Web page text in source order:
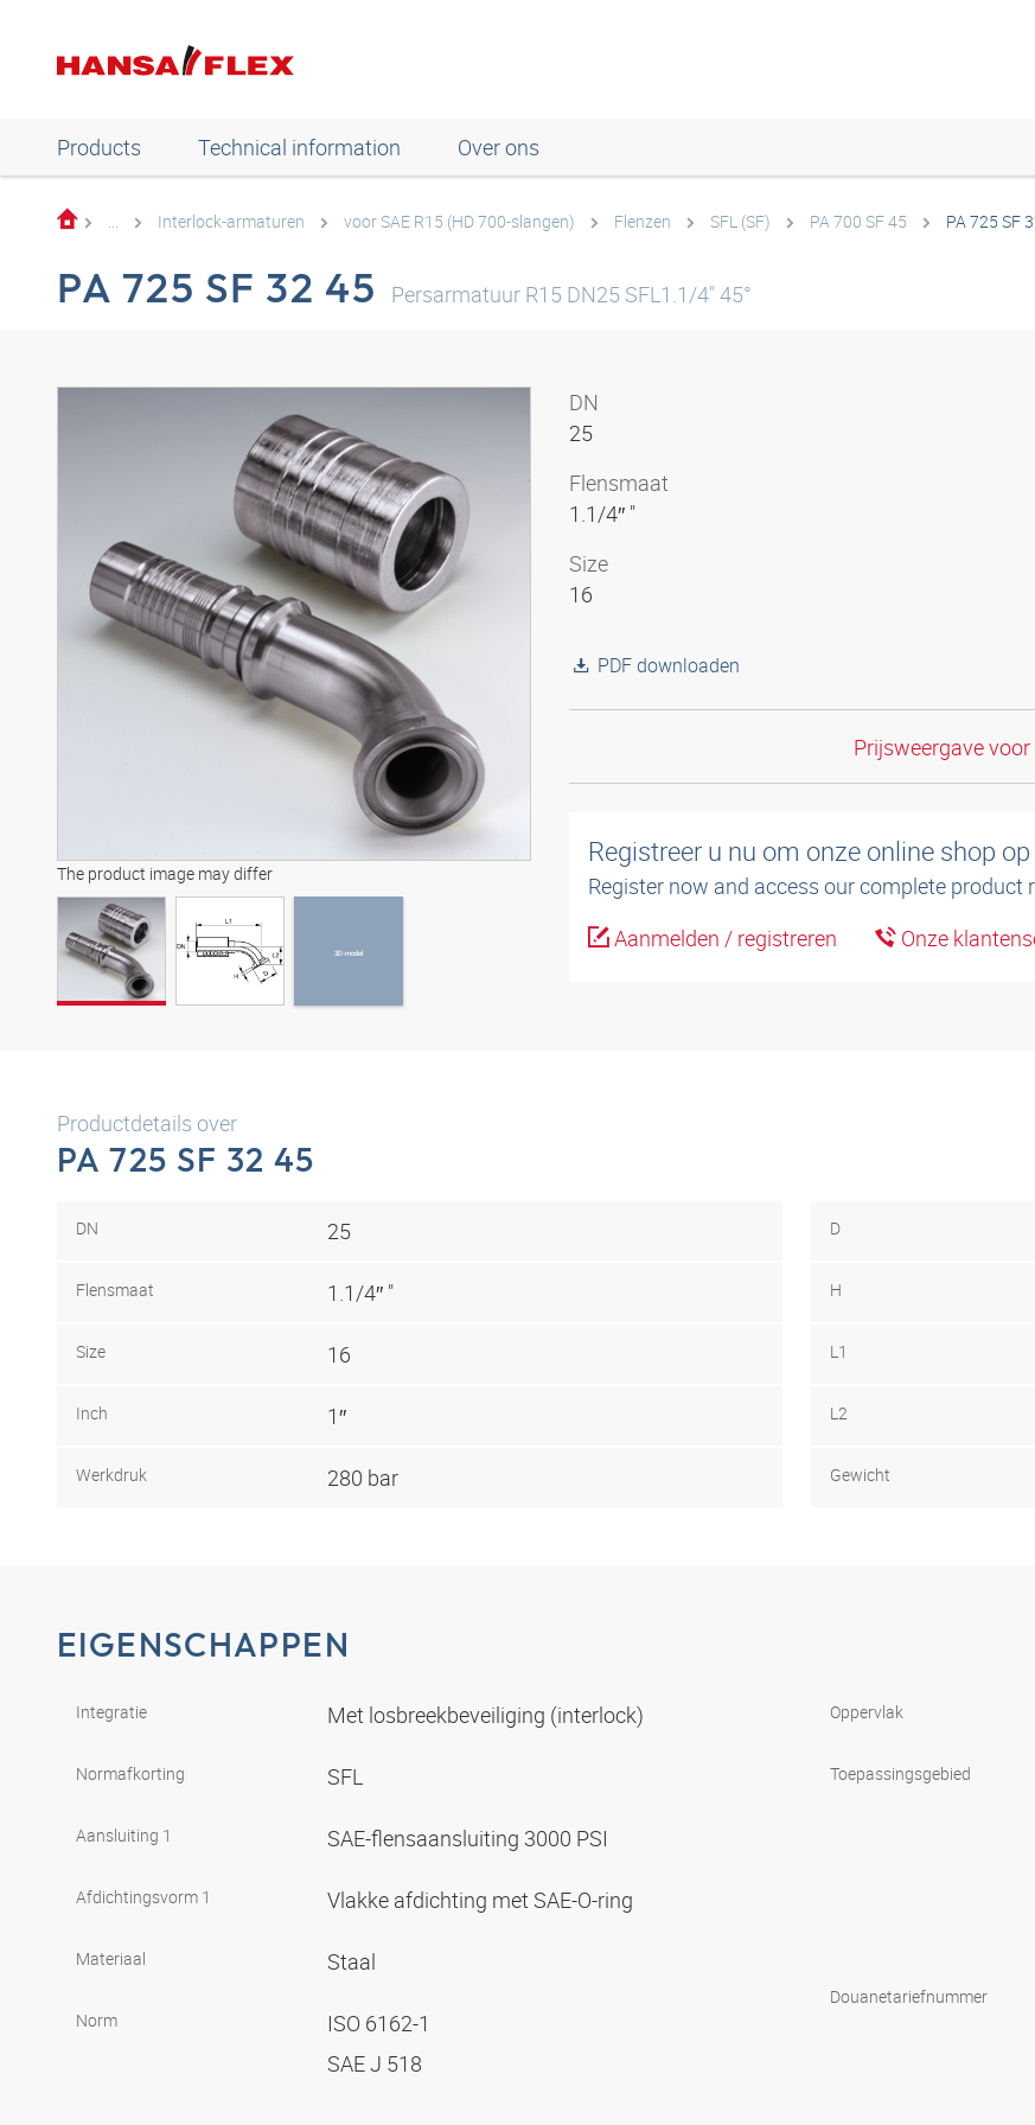
Products Technical information Over ons
... Interlock-armaturen voor SAE R15 (HD 700-slangen) Flenzen SFL (SF) PA 700 SF 45 PA 725 SF
PA 725 SF 32 45 Persarmatuur R15 DN25 SFL1.1/4" 45°
The product image may differ
3D-model
3D-model
DN
25
Flensmaat
1.1/4″ "
Size
16
PDF downloaden
Prijsweergave
Registreer u nu om onze online shop
Register now and access our complete product
Aanmelden / registreren
Onze
Productdetails over
PA 725 SF 32 45
DN 25
Flensmaat 1.1/4″ "
Size 16
Inch 1″
Werkdruk 280 bar
D
H
L1
L2
Gewicht
EIGENSCHAPPEN
Integratie Met losbreekbeveiliging (interlock)
Normafkorting SFL
Aansluiting 1 SAE-flensaansluiting 3000 PSI
Afdichtingsvorm 1 Vlakke afdichting met SAE-O-ring
Materiaal Staal
Norm
ISO 6162-1
SAE J 518
Oppervlak
Toepassingsgebied
Douanetariefnummer